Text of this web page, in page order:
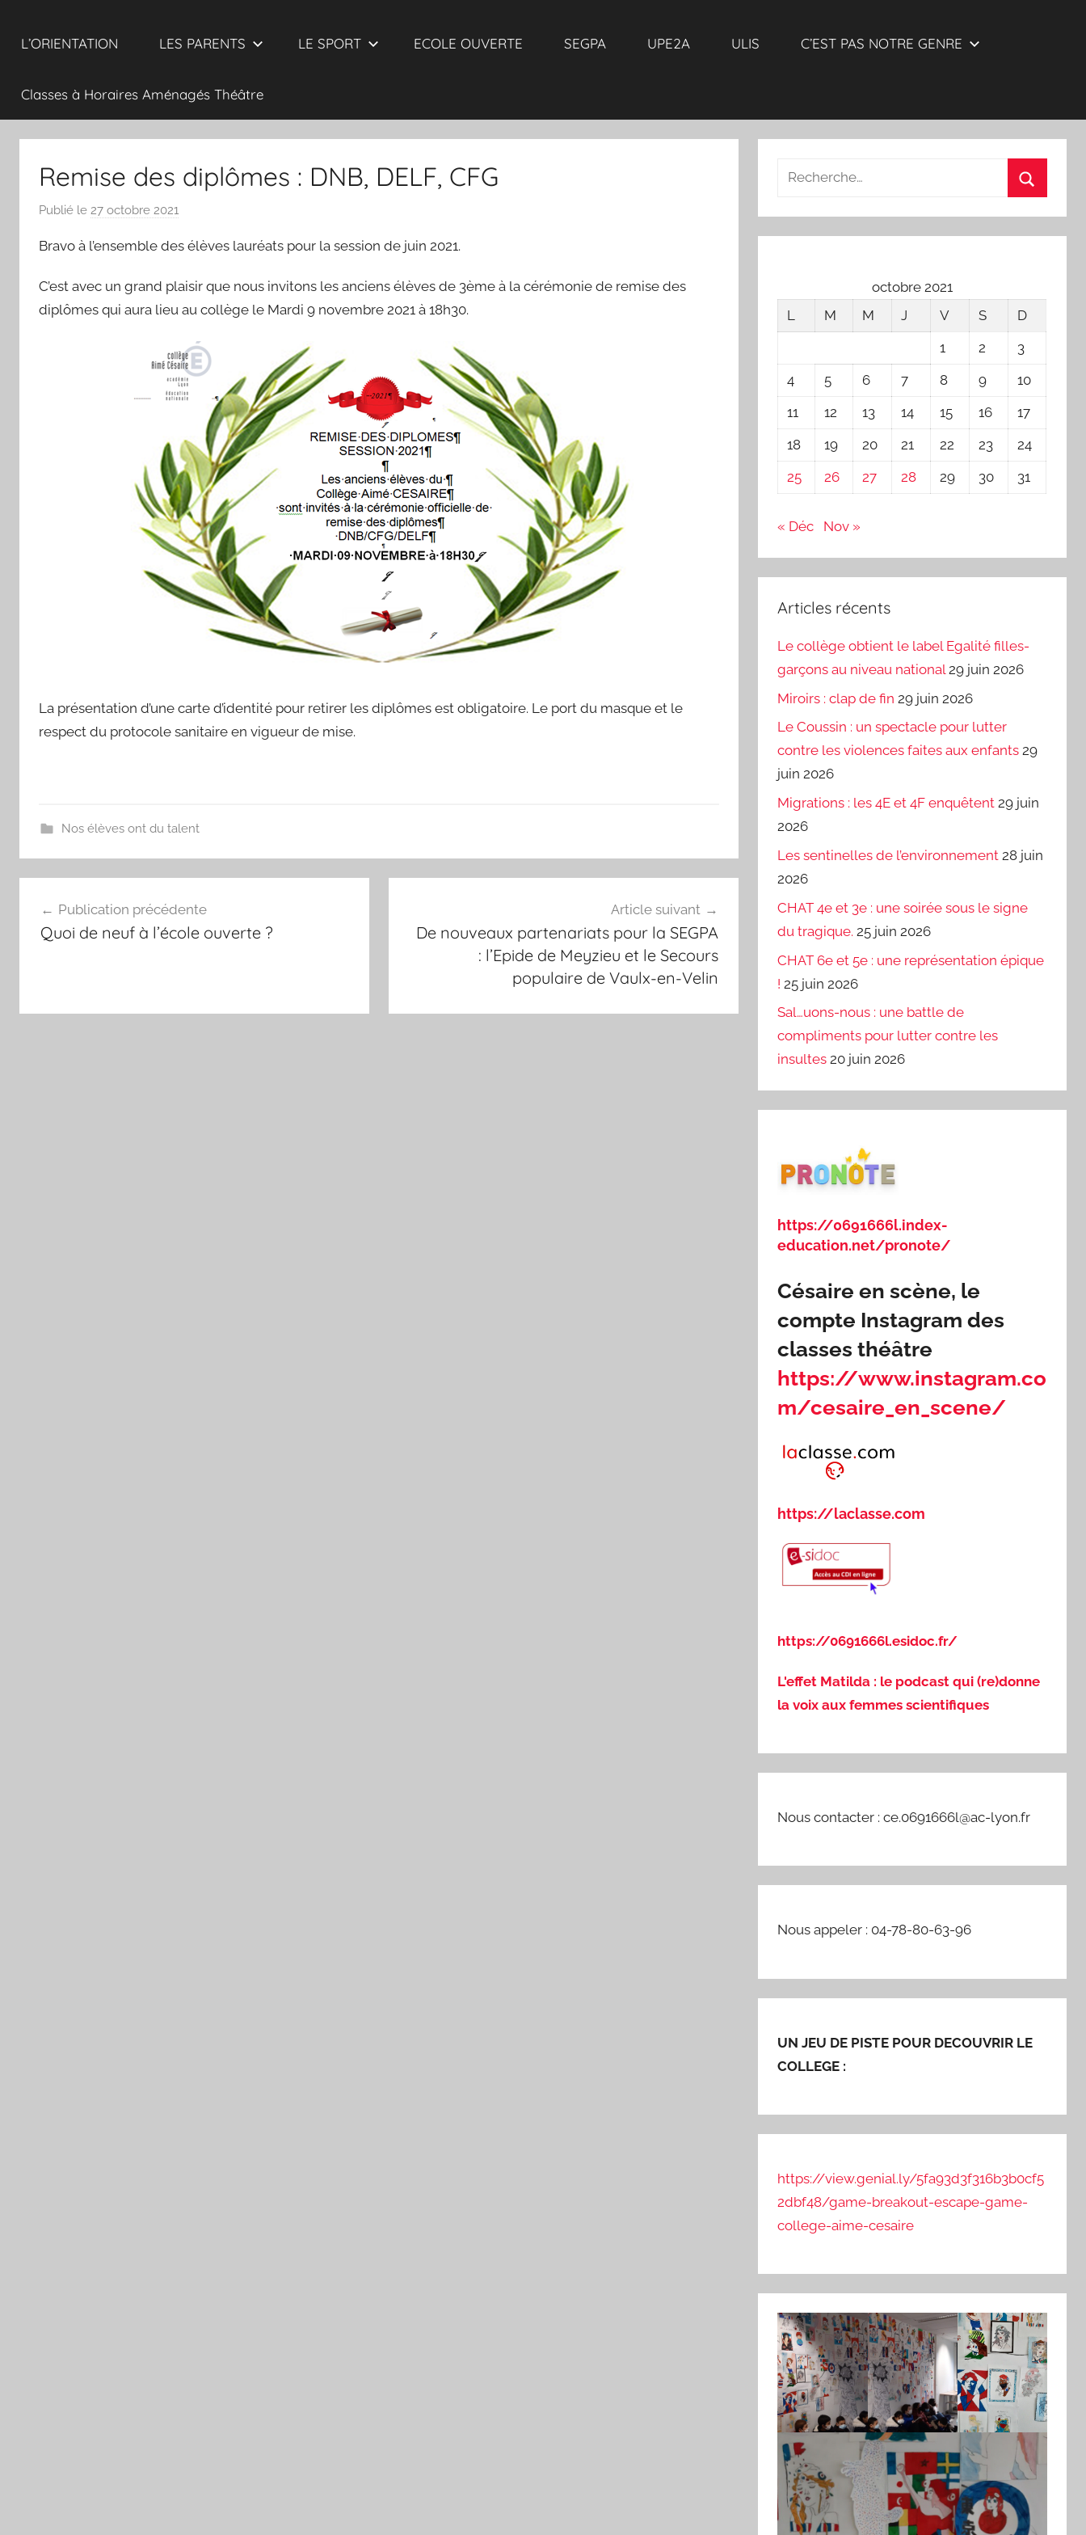
L’ORIENTATION LES PARENTS LE SPORT ECOLE OUVERTE SEGPA UPE2A ULIS C’EST PAS NOTRE GENRE
Classes à Horaires Aménagés Théâtre
Remise des diplômes : DNB, DELF, CFG
Publié le 27 octobre 2021
r
I
C
I
S
E
O
U
D
A
R
T
a
Bravo à l’ensemble des élèves lauréats pour la session de juin 2021.
C’est avec un grand plaisir que nous invitons les anciens élèves de 3ème à la cérémonie de remise des
diplômes qui aura lieu au collège le Mardi 9 novembre 2021 à 18h30.
La présentation d’une carte d’identité pour retirer les diplômes est obligatoire. Le port du masque et le
respect du protocole sanitaire en vigueur de mise.
Nos élèves ont du talent
de
l’article
Publication précédente
Quoi de neuf à l’école ouverte ?
Article suivant
De nouveaux partenariats pour la SEGPA
: l’Epide de Meyzieu et le Secours
populaire de Vaulx-en-Velin
Recherche
:
octobre 2021
L
M M J V S
D
1
2
3
4
5 6 7 8 9
10
11
12 13 14 15 16
17
18
19 20 21 22 23
24
25
26 27 28 29 30 31
« Déc Nov »
Articles récents
Le collège obtient le label Egalité filles-
garçons au niveau national 29 juin 2026
Miroirs : clap de fin 29 juin 2026
Le Coussin : un spectacle pour lutter
contre les violences faites aux enfants 29
juin 2026
Migrations : les 4E et 4F enquêtent 29 juin
2026
Les sentinelles de l’environnement 28 juin
2026
CHAT 4e et 3e : une soirée sous le signe
du tragique. 25 juin 2026
CHAT 6e et 5e : une représentation épique
! 25 juin 2026
Sal…uons-nous : une battle de
compliments pour lutter contre les
insultes 20 juin 2026
https://0691666l.index-
education.net/pronote/
Césaire en scène, le
compte Instagram des
classes théâtre
https://www.instagram.co
m/cesaire_en_scene/
https://laclasse.com
https://0691666l.esidoc.fr/
L'effet Matilda : le podcast qui (re)donne
la voix aux femmes scientifiques
Nous contacter : ce.0691666l@ac-lyon.fr
Nous appeler : 04-78-80-63-96
UN JEU DE PISTE POUR DECOUVRIR LE
COLLEGE :
https://view.genial.ly/5fa93d3f316b3b0cf5
2dbf48/game-breakout-escape-game-
college-aime-cesaire